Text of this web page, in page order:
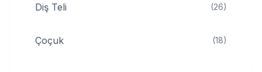
Diş Teli (26)
Çoçuk (18)